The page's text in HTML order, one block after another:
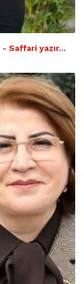
- Saffari yazır…